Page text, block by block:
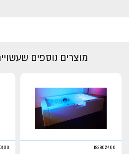
מוצרים נוספים
183802400